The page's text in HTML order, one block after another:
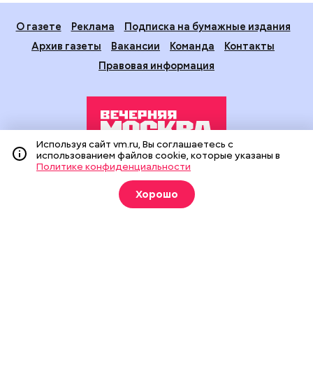
О газете Реклама
Подписка на бумажные издания
Архив газеты
Вакансии Команда
Контакты
Правовая информация
Издание создано при финансовой поддержке Департамента
средств массовой информации и рекламы города Москвы.
На сайте применяются рекомендательные технологии
(информационные технологии предоставления информации
Используя сайт vm.ru, Вы соглашаетесь с
использованием файлов cookie, которые указаны в
Политике конфиденциальности
Хорошо